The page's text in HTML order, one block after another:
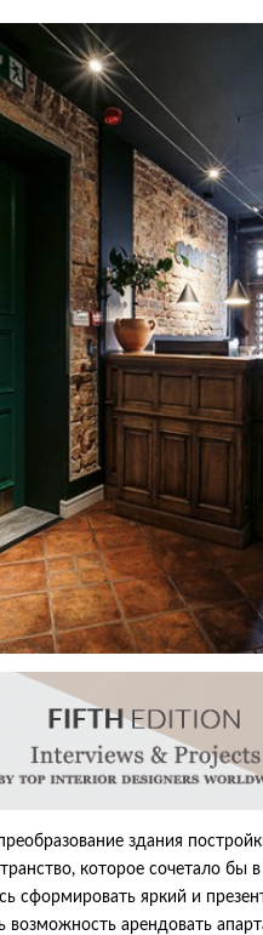
здания
которое сочетало бы
сформировать яркий и
арендовать